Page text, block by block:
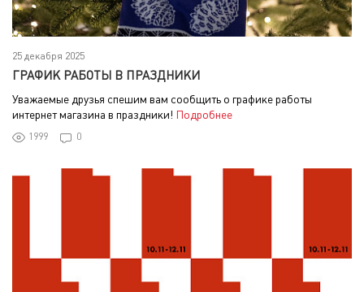
25 декабря 2025
ГРАФИК РАБОТЫ В ПРАЗДНИКИ
Уважаемые друзья спешим вам сообщить о графике работы
интернет магазина в праздники! Подробнее
1999 0